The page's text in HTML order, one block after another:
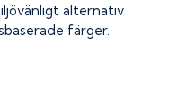
alternativ
färger.